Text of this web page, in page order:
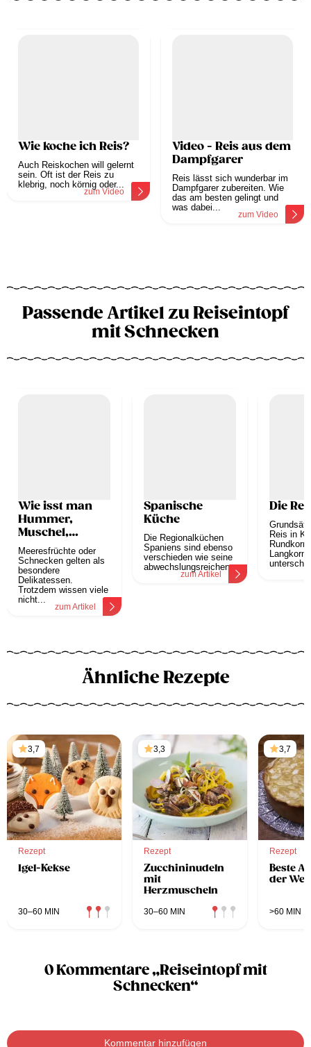
Wie koche ich Reis?
Auch Reiskochen will gelernt
sein. Oft ist der Reis zu
klebrig, noch körnig oder...
zum Video
Video - Reis aus dem
Dampfgarer
Reis lässt sich wunderbar im
Dampfgarer zubereiten. Wie
das am besten gelingt und
was dabei...
zum Video
Passende Artikel zu Reiseintopf
mit Schnecken
Wie isst man
Hummer,
Muschel,
Austern oder
Schnecken?
Meeresfrüchte oder
Schnecken gelten als
besondere
Delikatessen.
Trotzdem wissen viele
nicht...
zum Artikel
Spanische
Küche
Die Regionalküchen
Spaniens sind ebenso
verschieden wie seine
abwechslungsreichen...
zum Artikel
Die
Reis in
Ähnliche Rezepte
3,7
Rezept
Igel-Kekse
30–60 MIN
3,3
Rezept
Zucchininudeln
mit
Herzmuscheln
30–60 MIN
3,7
Rezept
Beste
der Welt
>60 MIN
0 Kommentare „Reiseintopf mit
Schnecken“
Kommentar hinzufügen